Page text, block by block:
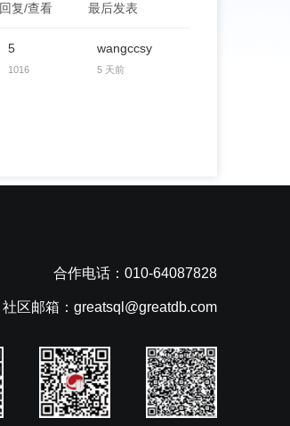
回复/查看 最后发表
5
1016
wangccsy
5 天前
合作电话：010-64087828
社区邮箱：greatsql@greatdb.com